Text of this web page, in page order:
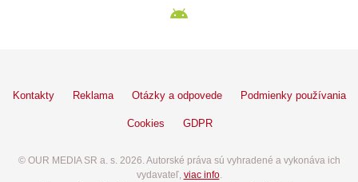
Kontakty Reklama Otázky a odpovede Podmienky používania
Cookies GDPR
© OUR MEDIA SR a. s. 2026. Autorské práva sú vyhradené a vykonáva ich
vydavateľ, viac info.